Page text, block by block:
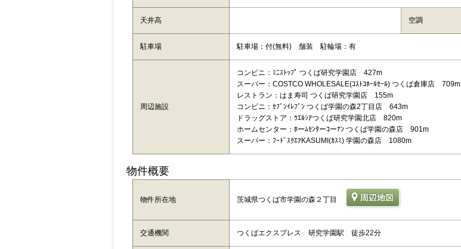
天井高 空調
駐車場 駐車場：付(無料) 舗装 駐輪場：有
周辺施設
コンビニ：ﾐﾆｽﾄｯﾌﾟ つくば研究学園店 427m
スーパー：COSTCO WHOLESALE(ｺｽﾄｺﾎｰﾙｾｰﾙ) つくば倉庫店 709m
レストラン：はま寿司 つくば研究学園店 155m
コンビニ：ｾﾌﾞﾝｲﾚﾌﾞﾝ つくば学園の森2丁目店 643m
ドラッグストア：ｳｴﾙｼｱつくば研究学園北店 820m
ホームセンター：ﾎーﾑｾﾝﾀーｺーﾅﾝ つくば学園の森店 901m
スーパー：ﾌｰﾄﾞｽｸｴｱKASUMI(ｶｽﾐ) 学園の森店 1080m
物件概要
物件所在地 茨城県つくば市学園の森２丁目
交通機関 つくばエクスプレス 研究学園駅 徒歩22分